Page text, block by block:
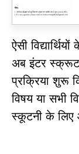
ऐसी
अब इंटर
प्रक्रिया शुरू
विषय या सभी
स्कूटनी के